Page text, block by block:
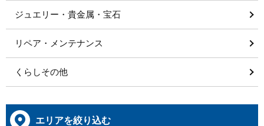
ジュエリー・貴金属・宝石
リペア・メンテナンス
くらしその他
エリアを絞り込む